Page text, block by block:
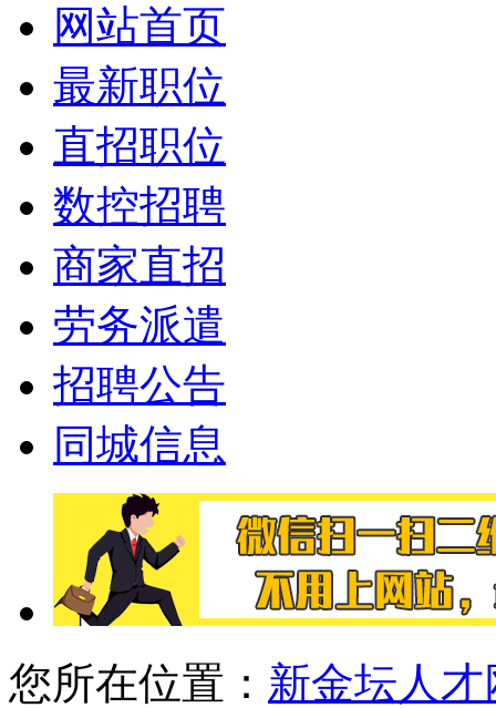
网站首页
最新职位
直招职位
数控招聘
商家直招
劳务派遣
招聘公告
同城信息
您所在位置： 新金坛人才